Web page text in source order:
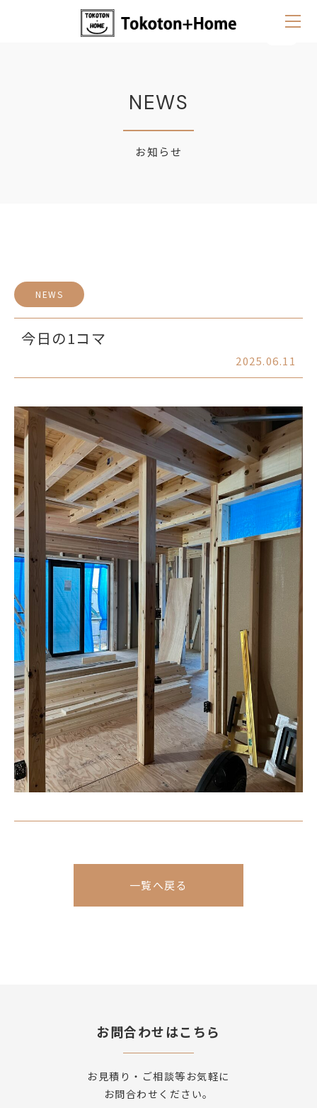
NEWS
お知らせ
NEWS
今日の1コマ
2025.06.11
一覧へ戻る
お問合わせはこちら
お見積り・ご相談等お気軽に
お問合わせください。